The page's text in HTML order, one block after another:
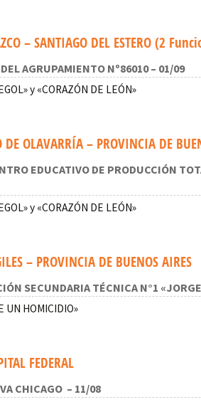
– SANTIAGO DEL ESTERO (2
AGRUPAMIENTO Nº86010 – 01/09
y «CORAZÓN DE LEÓN»
DE OLAVARRÍA – PROVINCIA DE
EDUCATIVO DE PRODUCCIÓN
y «CORAZÓN DE LEÓN»
– PROVINCIA DE BUENOS AIRES
SECUNDARIA TÉCNICA N°1
UN HOMICIDIO»
FEDERAL
CHICAGO – 11/08